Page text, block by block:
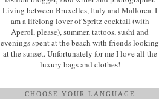
Living between Bruxelles, Italy and Mallorca. I
am a lifelong lover of Spritz cocktail (with
Aperol, please), summer, tattoos, sushi and
evenings spent at the beach with friends looking
at the sunset. Unfortunately for me I love all the
luxury bags and clothes!
CHOOSE YOUR LANGUAGE